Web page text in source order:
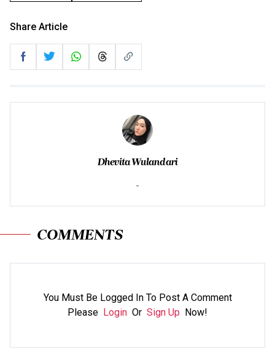
Share Article
Dhevita Wulandari
-
COMMENTS
You Must Be Logged In To Post A Comment
Please Login Or Sign Up Now!